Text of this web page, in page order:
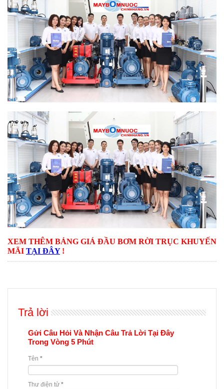
XEM THÊM BẢNG GIÁ ĐẦU BƠM RỜI TRỤC KHUYẾN
MÃI TẠI ĐÂY !
Trả lời
Gửi Câu Hỏi Và Nhận Câu Trả Lời Tại Đây
Trong Vòng 5 Phút
Tên *
Thư điện tử *